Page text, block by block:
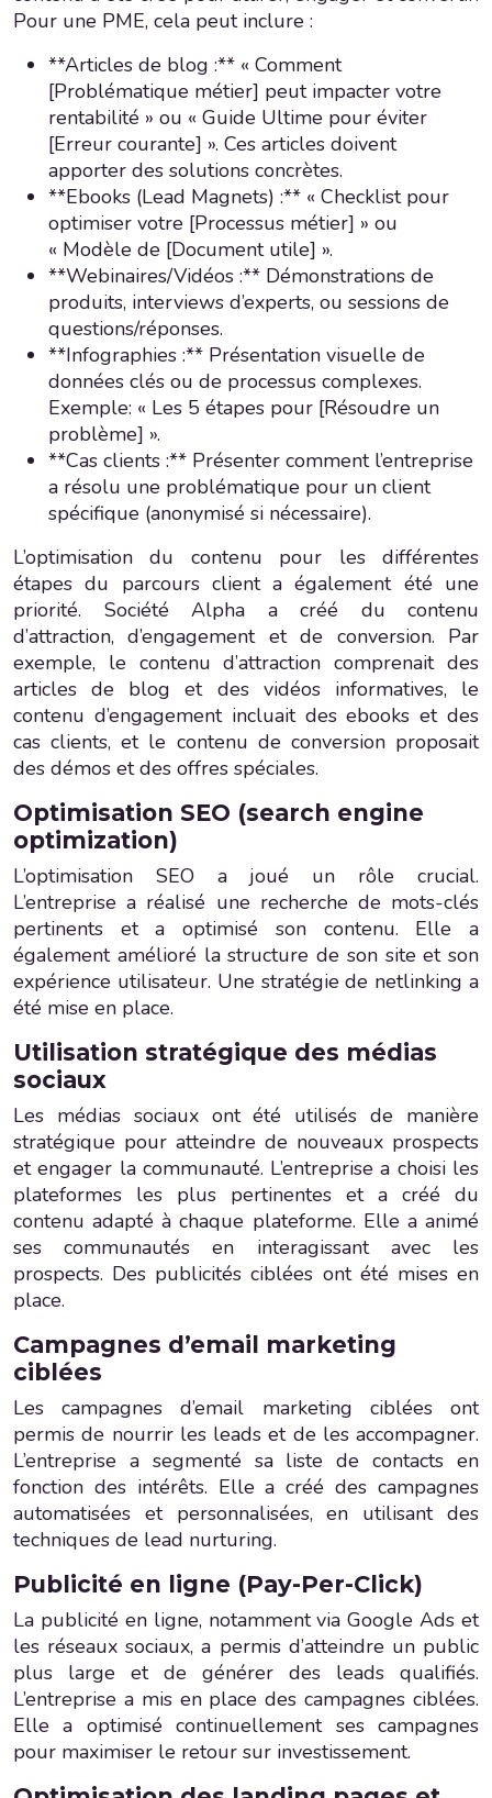
Pour une PME, cela peut inclure :
**Articles de blog :** « Comment
[Problématique métier] peut impacter votre
rentabilité » ou « Guide Ultime pour éviter
[Erreur courante] ». Ces articles doivent
apporter des solutions concrètes.
**Ebooks (Lead Magnets) :** « Checklist pour
optimiser votre [Processus métier] » ou
« Modèle de [Document utile] ».
**Webinaires/Vidéos :** Démonstrations de
produits, interviews d’experts, ou sessions de
questions/réponses.
**Infographies :** Présentation visuelle de
données clés ou de processus complexes.
Exemple: « Les 5 étapes pour [Résoudre un
problème] ».
**Cas clients :** Présenter comment l’entreprise
a résolu une problématique pour un client
spécifique (anonymisé si nécessaire).
L’optimisation du contenu pour les différentes
étapes du parcours client a également été une
priorité. Société Alpha a créé du contenu
d’attraction, d’engagement et de conversion. Par
exemple, le contenu d’attraction comprenait des
articles de blog et des vidéos informatives, le
contenu d’engagement incluait des ebooks et des
cas clients, et le contenu de conversion proposait
des démos et des offres spéciales.
Optimisation SEO (search engine
optimization)
L’optimisation SEO a joué un rôle crucial.
L’entreprise a réalisé une recherche de mots-clés
pertinents et a optimisé son contenu. Elle a
également amélioré la structure de son site et son
expérience utilisateur. Une stratégie de netlinking a
été mise en place.
Utilisation stratégique des médias
sociaux
Les médias sociaux ont été utilisés de manière
stratégique pour atteindre de nouveaux prospects
et engager la communauté. L’entreprise a choisi les
plateformes les plus pertinentes et a créé du
contenu adapté à chaque plateforme. Elle a animé
ses communautés en interagissant avec les
prospects. Des publicités ciblées ont été mises en
place.
Campagnes d’email marketing
ciblées
Les campagnes d’email marketing ciblées ont
permis de nourrir les leads et de les accompagner.
L’entreprise a segmenté sa liste de contacts en
fonction des intérêts. Elle a créé des campagnes
automatisées et personnalisées, en utilisant des
techniques de lead nurturing.
Publicité en ligne (Pay-Per-Click)
La publicité en ligne, notamment via Google Ads et
les réseaux sociaux, a permis d’atteindre un public
plus large et de générer des leads qualifiés.
L’entreprise a mis en place des campagnes ciblées.
Elle a optimisé continuellement ses campagnes
pour maximiser le retour sur investissement.